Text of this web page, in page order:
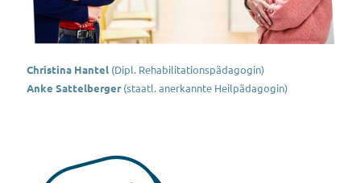
Christina Hantel (Dipl. Rehabilitationspädagogin)
Anke Sattelberger(staatl. anerkannte Heilpädagogin)